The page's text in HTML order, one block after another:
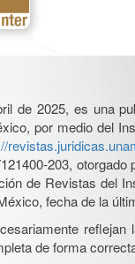
de 2025, es una
por medio del
203,
de Revistas del
fecha de la
de forma